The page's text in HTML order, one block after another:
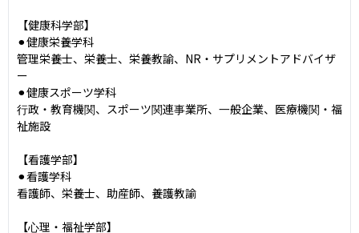
【健康科学部】
⚫︎健康栄養学科
管理栄養士、栄養士、栄養教諭、NR・サプリメントアドバイザ
ー
⚫︎健康スポーツ学科
行政・教育機関、スポーツ関連事業所、一般企業、医療機関・福
祉施設
【看護学部】
⚫︎看護学科
看護師、栄養士、助産師、養護教諭
【心理・福祉学部】